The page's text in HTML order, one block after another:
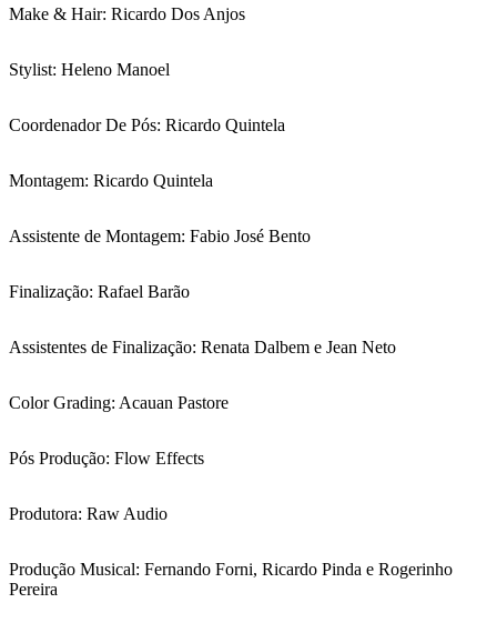
Make & Hair: Ricardo Dos Anjos
Stylist: Heleno Manoel
Coordenador De Pós: Ricardo Quintela
Montagem: Ricardo Quintela
Assistente de Montagem: Fabio José Bento
Finalização: Rafael Barão
Assistentes de Finalização: Renata Dalbem e Jean Neto
Color Grading: Acauan Pastore
Pós Produção: Flow Effects
Produtora: Raw Audio
Produção Musical: Fernando Forni, Ricardo Pinda e Rogerinho
Pereira